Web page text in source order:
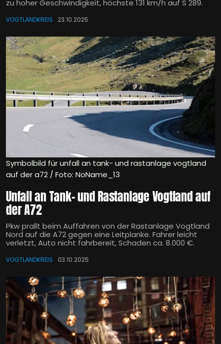
zu hoher Geschwindigkeit, höchste 131 km/h auf S 289.
VOGTLANDKREIS 23.10.2025
Symbolbild für unfall an tank- und rastanlage vogtland
auf der a72 / Foto: NoName_13
Unfall an Tank- und Rastanlage Vogtland auf
der A72
Pkw prallt beim Auffahren von der Rastanlage Vogtland
Nord auf die A72 gegen eine Leitplanke. Fahrer leicht
verletzt, Auto nicht fahrbereit, Schaden ca. 8.000 €.
VOGTLANDKREIS 03.10.2025